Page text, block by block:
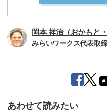
岡本 祥治（おかもと
みらいワークス代表取
#
あわせて読みたい